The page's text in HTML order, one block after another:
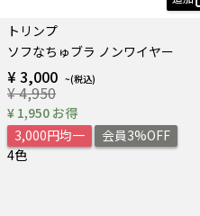
トリンプ
ソフなちゅブラ ノンワイヤー
¥ 3,000
¥ 4,950
¥ 1,950 お得
3,000円均一
会員3%OFF
4色